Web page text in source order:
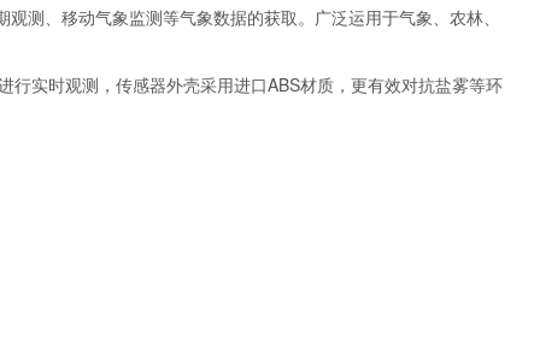
测、移动气象监测等气象数据的获取。广泛运用于气象、农林、
行实时观测，传感器外壳采用进口ABS材质，更有效对抗盐雾等环